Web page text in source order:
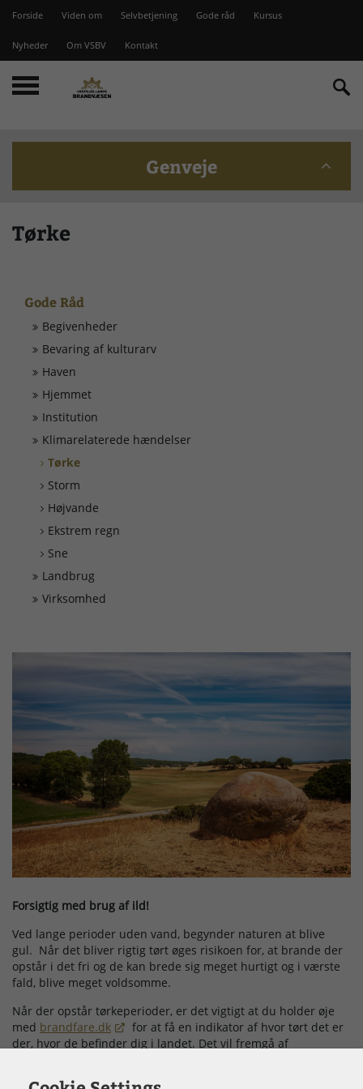
Forside Viden om Selvbetjening Gode råd Kursus
Nyheder Om VSBV Kontakt
Genveje
Beredskabskommission
Brandstationer
Døgnrapport
EAN nummer
Fyrværkeri
Kontakt
Kurser
Ledige Stillinger
Skorsten
Tilslutning af alarmer
Tørke
Gode Råd
Begivenheder
Bevaring af kulturarv
Haven
Hjemmet
Institution
Klimarelaterede hændelser
Tørke
Storm
Højvande
Ekstrem regn
Sne
Landbrug
Virksomhed
Forsigtig med brug af ild!
Ved lange perioder uden vand, begynder naturen at blive
gul. Når det bliver rigtig tørt øges risikoen for, at brande der
opstår i det fri og de kan brede sig meget hurtigt og i værste
fald, blive meget voldsomme.
Når der opstår tørkeperioder, er det vigtigt at du holder øje
med brandfare.dk
for at få en indikator af hvor tørt det er
der, hvor de befinder dig i landet. Det vil fremgå af